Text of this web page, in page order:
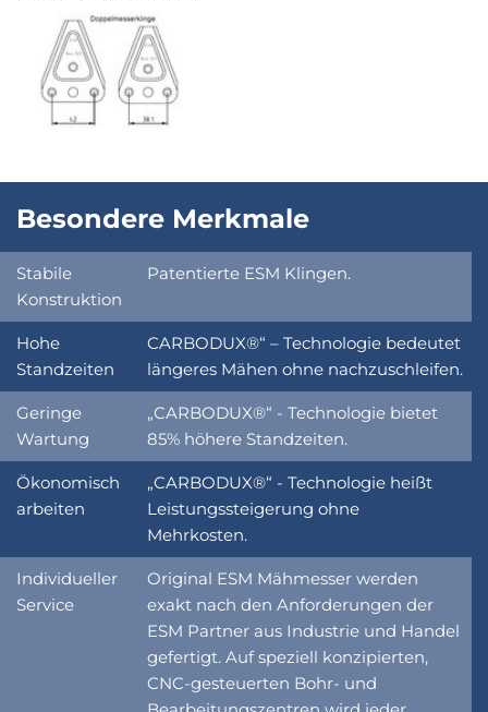
Show larger version
Besondere Merkmale
Stabile
Konstruktion
Patentierte ESM Klingen.
Hohe
Standzeiten
CARBODUX®“ – Technologie bedeutet
längeres Mähen ohne nachzuschleifen.
Geringe
Wartung
„CARBODUX®“ - Technologie bietet
85% höhere Standzeiten.
Ökonomisch
arbeiten
„CARBODUX®“ - Technologie heißt
Leistungssteigerung ohne
Mehrkosten.
Individueller
Service
Original ESM Mähmesser werden
exakt nach den Anforderungen der
ESM Partner aus Industrie und Handel
gefertigt. Auf speziell konzipierten,
CNC-gesteuerten Bohr- und